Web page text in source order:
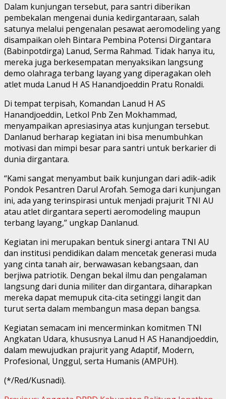
Dalam kunjungan tersebut, para santri diberikan
pembekalan mengenai dunia kedirgantaraan, salah
satunya melalui pengenalan pesawat aeromodeling yang
disampaikan oleh Bintara Pembina Potensi Dirgantara
(Babinpotdirga) Lanud, Serma Rahmad. Tidak hanya itu,
mereka juga berkesempatan menyaksikan langsung
demo olahraga terbang layang yang diperagakan oleh
atlet muda Lanud H AS Hanandjoeddin Pratu Ronaldi.
Di tempat terpisah, Komandan Lanud H AS
Hanandjoeddin, Letkol Pnb Zen Mokhammad,
menyampaikan apresiasinya atas kunjungan tersebut.
Danlanud berharap kegiatan ini bisa menumbuhkan
motivasi dan mimpi besar para santri untuk berkarier di
dunia dirgantara.
“Kami sangat menyambut baik kunjungan dari adik-adik
Pondok Pesantren Darul Arofah. Semoga dari kunjungan
ini, ada yang terinspirasi untuk menjadi prajurit TNI AU
atau atlet dirgantara seperti aeromodeling maupun
terbang layang,” ungkap Danlanud.
Kegiatan ini merupakan bentuk sinergi antara TNI AU
dan institusi pendidikan dalam mencetak generasi muda
yang cinta tanah air, berwawasan kebangsaan, dan
berjiwa patriotik. Dengan bekal ilmu dan pengalaman
langsung dari dunia militer dan dirgantara, diharapkan
mereka dapat memupuk cita-cita setinggi langit dan
turut serta dalam membangun masa depan bangsa.
Kegiatan semacam ini mencerminkan komitmen TNI
Angkatan Udara, khususnya Lanud H AS Hanandjoeddin,
dalam mewujudkan prajurit yang Adaptif, Modern,
Profesional, Unggul, serta Humanis (AMPUH).
(*/Red/Kusnadi).